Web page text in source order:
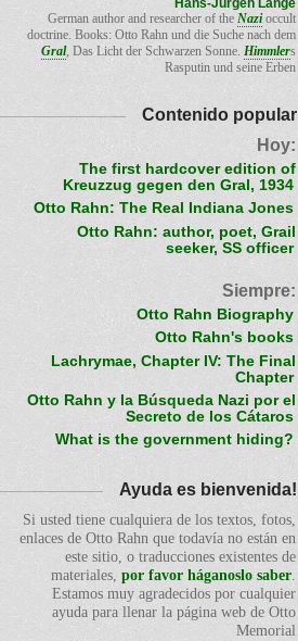
Hans-Jurgen Lange
German author and researcher of the Nazioccult
doctrine. Books: Otto Rahn und die Suche nach dem
Gral, Das Licht der Schwarzen Sonne. Himmlers
Rasputin und seine Erben
Contenido popular
Hoy:
The first hardcover edition of
Kreuzzug gegen den Gral, 1934
Otto Rahn: The Real Indiana Jones
Otto Rahn: author, poet, Grail
seeker, SS officer
Siempre:
Otto Rahn Biography
Otto Rahn's books
Lachrymae, Chapter IV: The Final
Chapter
Otto Rahn y la Búsqueda Nazi por el
Secreto de los Cátaros
What is the government hiding?
Ayuda es bienvenida!
Si usted tiene cualquiera de los textos, fotos,
enlaces de Otto Rahn que todavía no están en
este sitio, o traducciones existentes de
materiales, por favor háganoslo saber.
Estamos muy agradecidos por cualquier
ayuda para llenar la página web de Otto
Memorial